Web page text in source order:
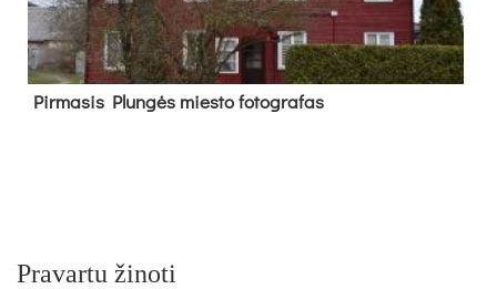
Pir­ma­sis Plun­gės mies­to fo­tog­ra­fas
Pravartu žinoti